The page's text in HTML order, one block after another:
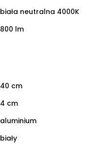
biała neutralna 4000K
800 lm
40 cm
4 cm
aluminium
biały